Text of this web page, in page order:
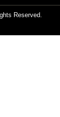
Reserved.